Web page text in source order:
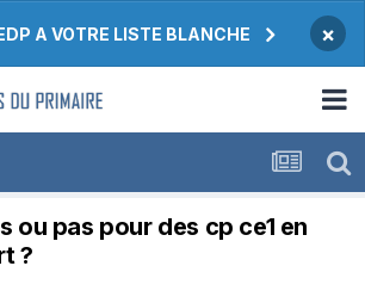
A VOTRE LISTE BLANCHE ×
ou pas pour des cp ce1 en
?